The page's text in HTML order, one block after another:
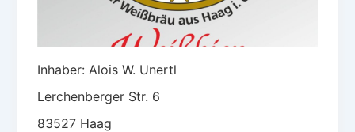
Inhaber: Alois W. Unertl
Lerchenberger Str. 6
83527 Haag